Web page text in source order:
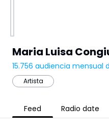
Maria Luisa
15.756 audiencia mensual
Artista
Feed Radio date